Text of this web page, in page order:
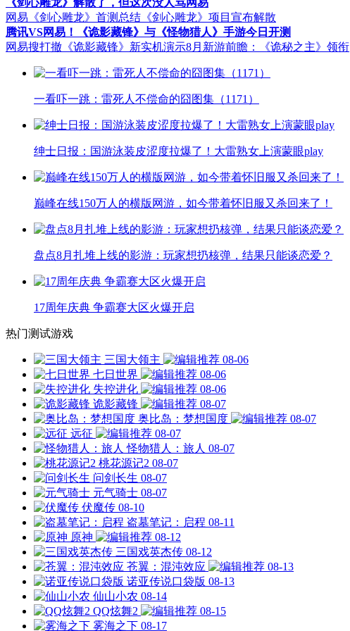
网易《剑心雕龙》首测总结 《剑心雕龙》项目宣布解散
腾讯VS网易！《诡影藏锋》与《怪物猎人》手游今日开测
网易搜打撤《诡影藏锋》新实机演示8月新游前瞻：《诡秘之主》领衔
一看吓一跳：雷死人不偿命的囧图集（1171）
绅士日报：国游泳装皮涩度拉爆了！大雷熟女上演蒙眼play
巅峰在线150万人的横版网游，如今带着怀旧服又杀回来了！
盘点8月扎堆上线的影游：玩家想扔核弹，结果只能谈恋爱？
17周年庆典 争霸赛大区火爆开启
热门测试游戏
三国大领主
08-06
七日世界
08-06
失控进化
08-06
诡影藏锋
08-07
奥比岛：梦想国度
08-07
远征
08-07
怪物猎人：旅人 08-07
桃花源记2 08-07
问剑长生 08-07
元气骑士 08-07
伏魔传 08-10
盗墓笔记：启程 08-11
原神
08-12
三国戏英杰传 08-12
苍翼：混沌效应
08-13
诺亚传说口袋版 08-13
仙山小农 08-14
QQ炫舞2
08-15
雾海之下 08-17